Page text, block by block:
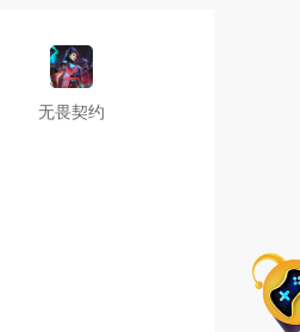
无畏契约